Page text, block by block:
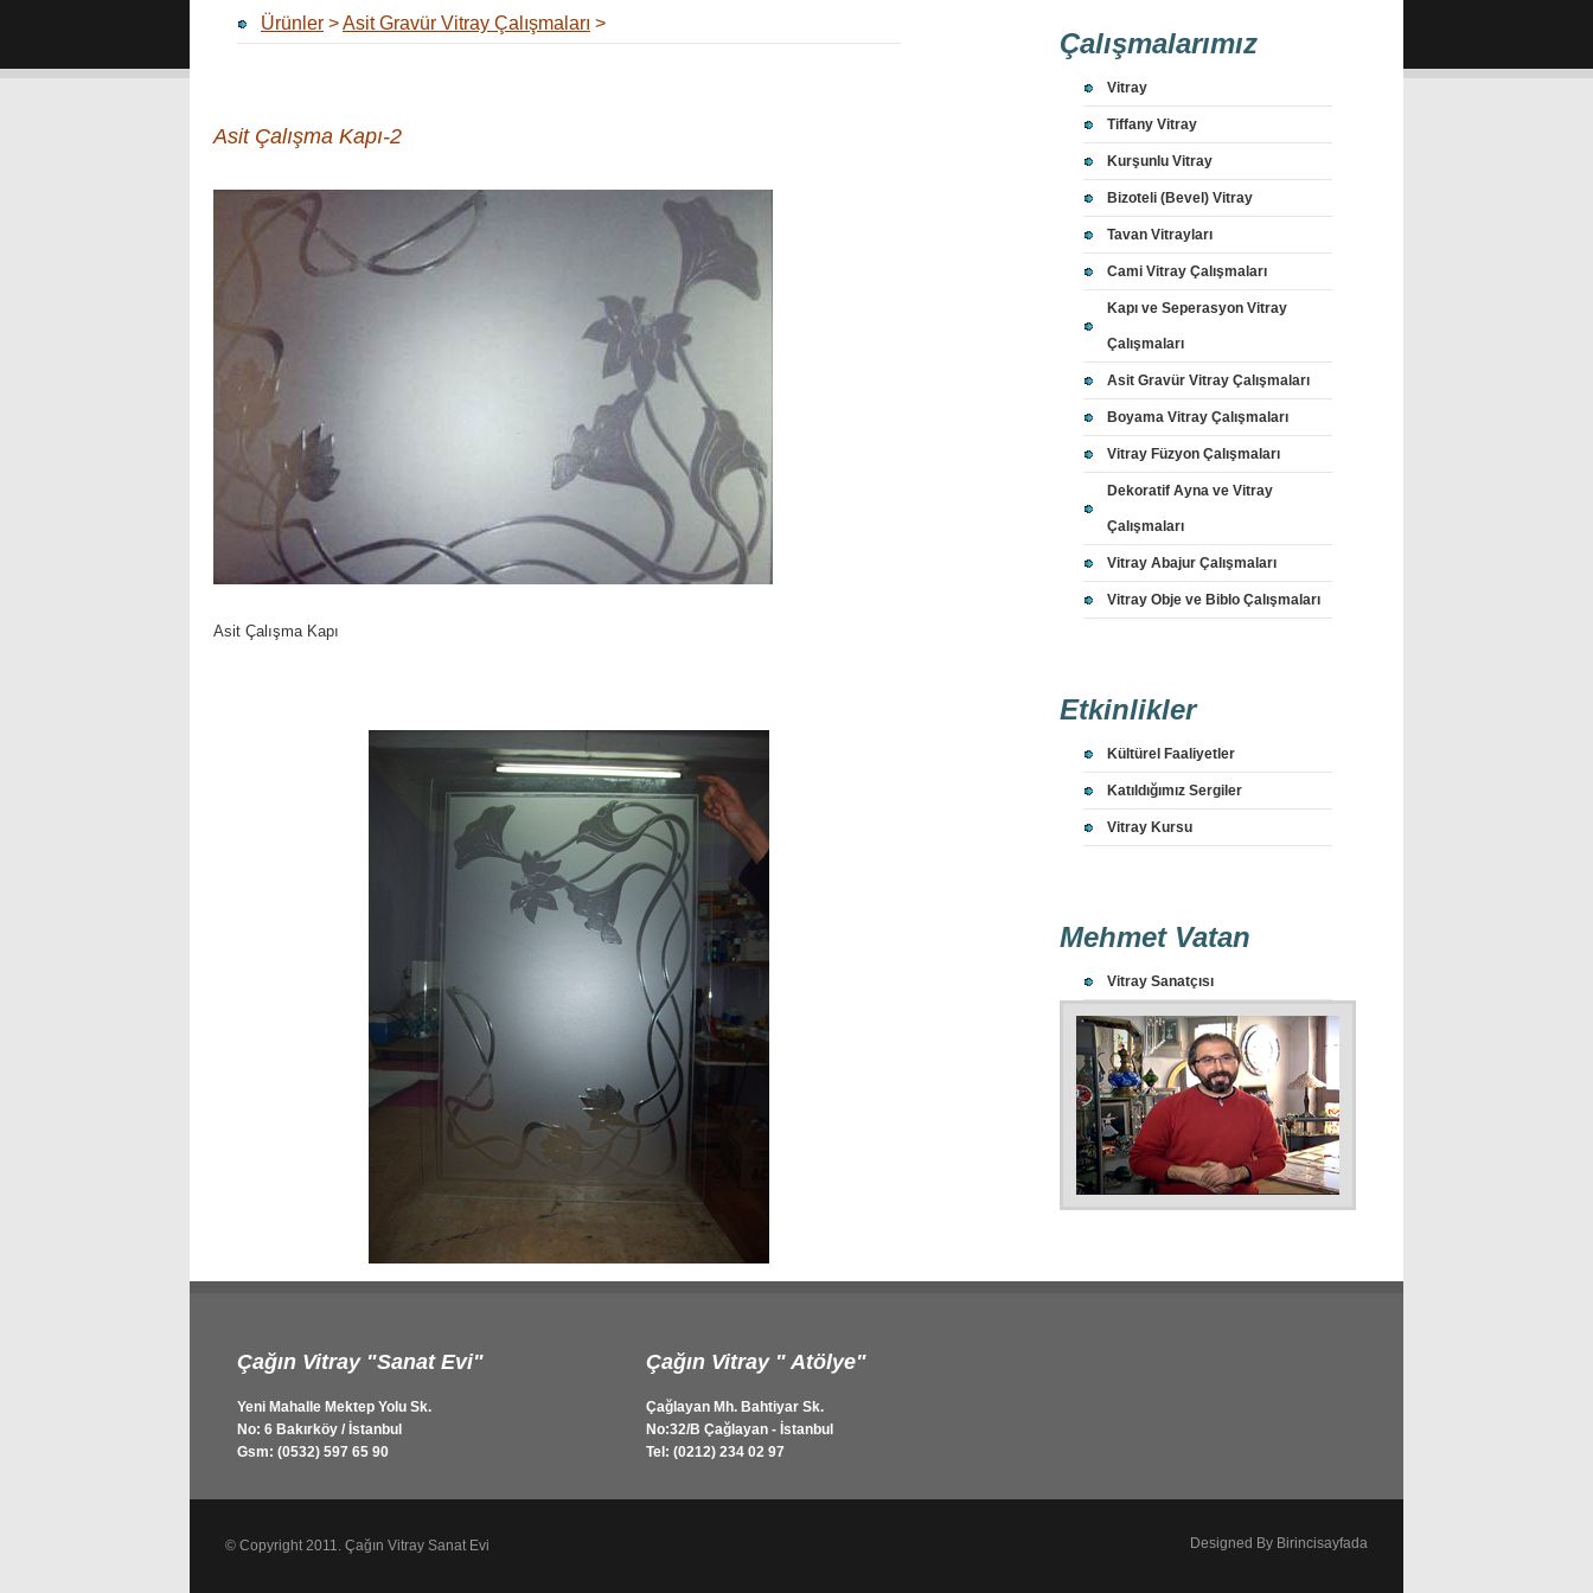
Ürünler >Asit Gravür Vitray Çalışmaları >
Asit Çalışma Kapı-2
Asit Çalışma Kapı
Çalışmalarımız
Vitray
Tiffany Vitray
Kurşunlu Vitray
Bizoteli (Bevel) Vitray
Tavan Vitrayları
Cami Vitray Çalışmaları
Kapı ve Seperasyon Vitray
Çalışmaları
Asit Gravür Vitray Çalışmaları
Boyama Vitray Çalışmaları
Vitray Füzyon Çalışmaları
Dekoratif Ayna ve Vitray
Çalışmaları
Vitray Abajur Çalışmaları
Vitray Obje ve Biblo Çalışmaları
Etkinlikler
Kültürel Faaliyetler
Katıldığımız Sergiler
Vitray Kursu
Mehmet Vatan
Vitray Sanatçısı
Çağın Vitray "Sanat Evi"
Yeni Mahalle Mektep Yolu Sk.
No: 6 Bakırköy / İstanbul
Gsm: (0532) 597 65 90
Çağın Vitray " Atölye"
Çağlayan Mh. Bahtiyar Sk.
No:32/B Çağlayan - İstanbul
Tel: (0212) 234 02 97
© Copyright 2011. Çağın Vitray Sanat Evi Designed By Birincisayfada